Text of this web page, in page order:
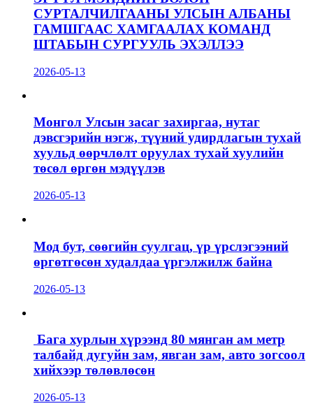
СУРТАЛЧИЛГААНЫ УЛСЫН АЛБАНЫ
ГАМШГААС ХАМГААЛАХ КОМАНД
ШТАБЫН СУРГУУЛЬ ЭХЭЛЛЭЭ
2026-05-13
Монгол Улсын засаг захиргаа, нутаг
дэвсгэрийн нэгж, түүний удирдлагын тухай
хуульд өөрчлөлт оруулах тухай хуулийн
төсөл өргөн мэдүүлэв
2026-05-13
Мод бут, сөөгийн суулгац, үр үрслэгээний
өргөтгөсөн худалдаа үргэлжилж байна
2026-05-13
Бага хурлын хүрээнд 80 мянган ам метр
талбайд дугуйн зам, явган зам, авто зогсоол
хийхээр төлөвлөсөн
2026-05-13